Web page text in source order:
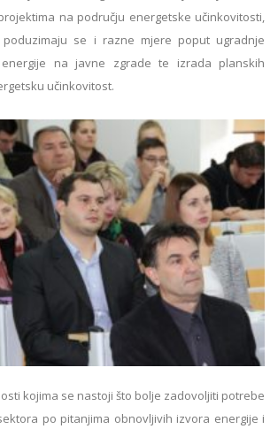
na području energetske učinkovitosti,
se i razne mjere poput ugradnje
na javne zgrade te izrada planskih
učinkovitost.
kojima se nastoji što bolje zadovoljiti potrebe
po pitanjima obnovljivih izvora energije i